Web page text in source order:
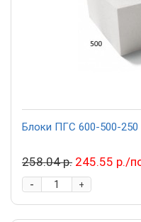
Блоки ПГС 600-500-
258.04 р. 245.55 р./
+
-